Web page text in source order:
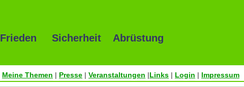
Frieden Sicherheit Abrüstung
Meine Themen | Presse | Veranstaltungen |Links | Login | Impressum